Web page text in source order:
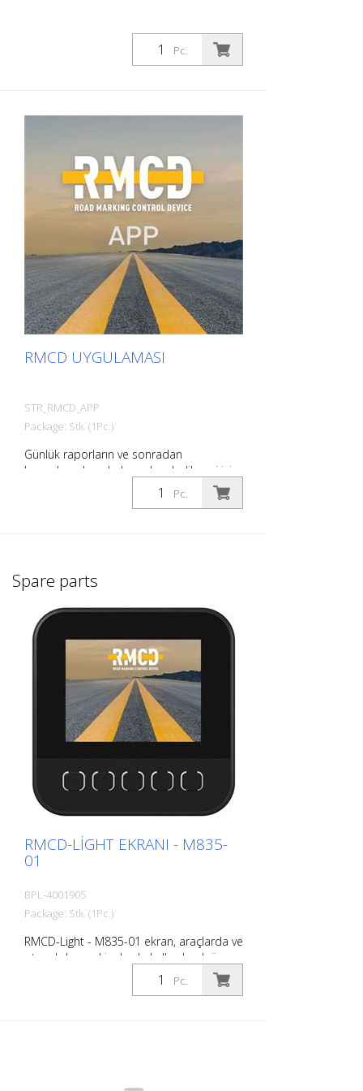
verilerle Google Haritalar'da çıktı RMCD
ayrıca özel etiket olarak da mevcuttur! -
Bir markalama şirketi olarak kişisel
markalaşmanız için
Pc.
RMCD UYGULAMASI
STR_RMCD_APP
Package: Stk. (1Pc.)
Günlük raporların ve sonradan
hesaplamaların kolayca kaydedilmesi için.
- web tabanlı uygulama - akıllı telefon /
tablet / PC'de çalışır - ihtiyaçlarınıza göre
DİJİTAL olarak hazırlayın - Çalışma
gönderin - Unutulan faaliyetlerin riskini
azaltır - Daha hızlı faturalandırma
sayesinde likiditeyi artırır - Hızınızla
müşterilerinizi etkileyin Intertraffic 2026
fuarında Zirocco Standı 07.407'de
tanıtılacaktır.
Pc.
Spare parts
RMCD-LIGHT EKRANI - M835-
01
BPL-4001905
Package: Stk. (1Pc.)
RMCD-Light - M835-01 ekran, araçlarda ve
otoyol dışı makinelerde kullanılmak üzere
tasarlanmış 3,5 inçlik programlanabilir bir
ekrandır. DSEM835 kullanıcıya olağanüstü
Pc.